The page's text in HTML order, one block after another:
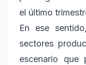
el último
En ese
sectores
escenario que